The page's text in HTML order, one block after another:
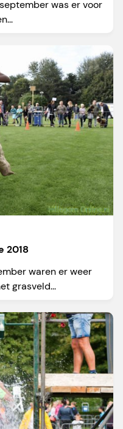
was er voor
2018
waren er weer
grasveld...